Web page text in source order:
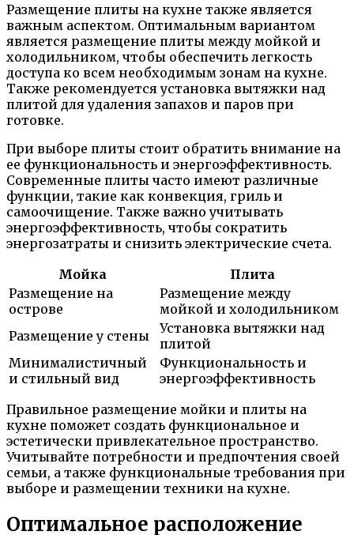
Размещение плиты на кухне также является
важным аспектом. Оптимальным вариантом
является размещение плиты между мойкой и
холодильником, чтобы обеспечить легкость
доступа ко всем необходимым зонам на кухне.
Также рекомендуется установка вытяжки над
плитой для удаления запахов и паров при
готовке.
При выборе плиты стоит обратить внимание на
ее функциональность и энергоэффективность.
Современные плиты часто имеют различные
функции, такие как конвекция, гриль и
самоочищение. Также важно учитывать
энергоэффективность, чтобы сократить
энергозатраты и снизить электрические счета.
Мойка
Плита
Размещение на
острове
Размещение между
мойкой и холодильником
Размещение у стены
Установка вытяжки над
плитой
Минималистичный
и стильный вид
Функциональность и
энергоэффективность
Правильное размещение мойки и плиты на
кухне поможет создать функциональное и
эстетически привлекательное пространство.
Учитывайте потребности и предпочтения своей
семьи, а также функциональные требования при
выборе и размещении техники на кухне.
Оптимальное расположение